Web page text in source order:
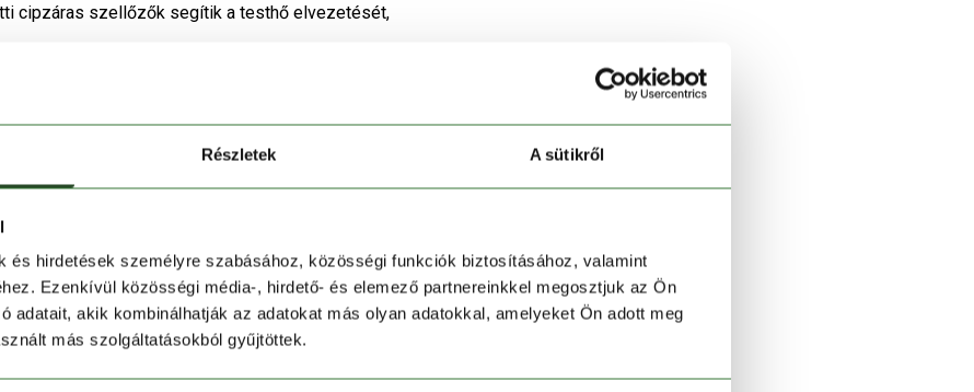
Részletek A sütikről
és hirdetések személyre szabásához, közösségi funkciók biztosításához, valamint
Ezenkívül közösségi média-, hirdető- és elemező partnereinkkel megosztjuk az Ön
adatait, akik kombinálhatják az adatokat más olyan adatokkal, amelyeket Ön adott meg
más szolgáltatásokból gyűjtöttek.
cipzáras szellőzők segítik a testhő elvezetését,
az ujján, belső zseb az értékeknek, valamint
sisakra is ráhúzható, így ideális síeléshez vagy
testre szabhatók a komfort és hőszigetelés
és a hüvelykujj-bújtató extra védelmet nyújt a
a vízhatlanság megőrzése mellett –